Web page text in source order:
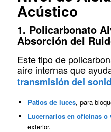
Acústico
1. Policarbonato
Absorción del
Este tipo de
aire internas que
transmisión del
Patios de luces, para
Lucernarios en oficinas o
exterior.